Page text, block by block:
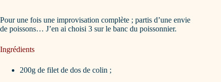
Pour une fois une improvisation complète ; partis d’une envie
de poissons… J’en ai choisi 3 sur le banc du poissonnier.
Ingrédients
200g de filet de dos de colin ;